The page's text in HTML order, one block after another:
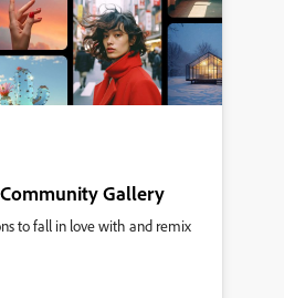
Gallery
to fall in love with and remix